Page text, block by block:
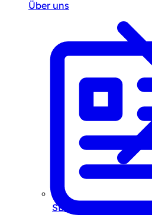
SEO-Beratung
Über uns